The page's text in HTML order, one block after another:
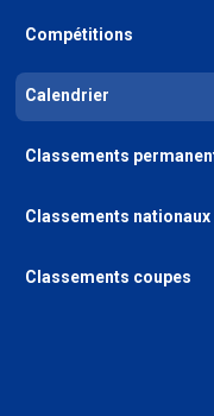
Compétitions
Calendrier
Classements
Classements nationaux
Classements coupes